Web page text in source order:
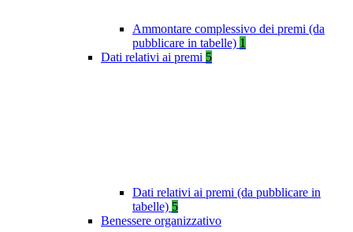
Ammontare complessivo dei premi (da
pubblicare in tabelle) 1
Dati relativi ai premi 5
Dati relativi ai premi (da pubblicare in
tabelle) 5
Benessere organizzativo